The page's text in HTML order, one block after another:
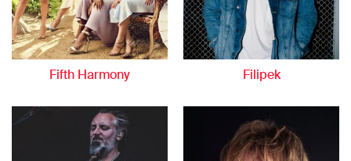
Fifth Harmony Filipek